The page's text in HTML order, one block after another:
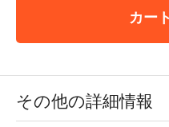
カー
その他の詳細情報